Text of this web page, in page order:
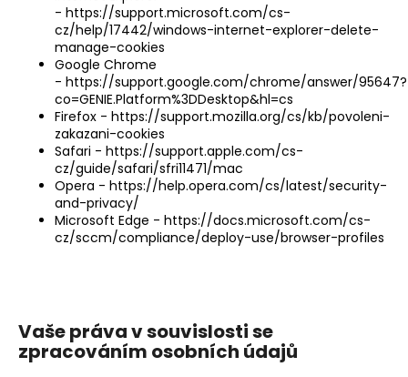
- https://support.microsoft.com/cs-
cz/help/17442/windows-internet-explorer-delete-
manage-cookies
Google Chrome
- https://support.google.com/chrome/answer/95647?
co=GENIE.Platform%3DDesktop&hl=cs
Firefox - https://support.mozilla.org/cs/kb/povoleni-
zakazani-cookies
Safari - https://support.apple.com/cs-
cz/guide/safari/sfri11471/mac
Opera - https://help.opera.com/cs/latest/security-
and-privacy/
Microsoft Edge - https://docs.microsoft.com/cs-
cz/sccm/compliance/deploy-use/browser-profiles
Vaše práva v souvislosti se
zpracováním osobních údajů